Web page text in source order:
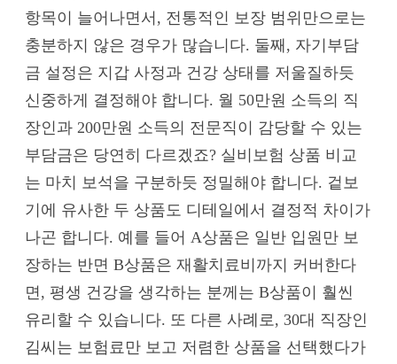
항목이 늘어나면서, 전통적인 보장 범위만으로는
충분하지 않은 경우가 많습니다. 둘째, 자기부담
금 설정은 지갑 사정과 건강 상태를 저울질하듯
신중하게 결정해야 합니다. 월 50만원 소득의 직
장인과 200만원 소득의 전문직이 감당할 수 있는
부담금은 당연히 다르겠죠? 실비보험 상품 비교
는 마치 보석을 구분하듯 정밀해야 합니다. 겉보
기에 유사한 두 상품도 디테일에서 결정적 차이가
나곤 합니다. 예를 들어 A상품은 일반 입원만 보
장하는 반면 B상품은 재활치료비까지 커버한다
면, 평생 건강을 생각하는 분께는 B상품이 훨씬
유리할 수 있습니다. 또 다른 사례로, 30대 직장인
김씨는 보험료만 보고 저렴한 상품을 선택했다가